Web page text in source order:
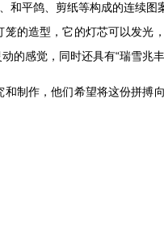
和平鸽、剪纸等构成的连续
的造型，它的灯芯可以发光
的感觉，同时还具有“瑞雪兆丰
制作，他们希望将这份拼